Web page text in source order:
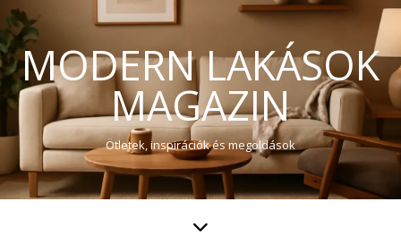
MODERN LAKÁSOK
MAGAZIN
Ötletek, inspirációk és megoldások